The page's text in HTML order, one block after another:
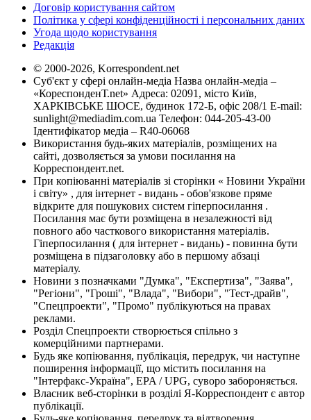
Договір користування сайтом
Політика у сфері конфіденційності і персональних даних
Угода щодо користування
Редакція
© 2000-2026, Korrespondent.net
Суб'єкт у сфері онлайн-медіа Назва онлайн-медіа –
«КореспонденТ.net» Адреса: 02091, місто Київ,
ХАРКІВСЬКЕ ШОСЕ, будинок 172-Б, офіс 208/1 E-mail:
sunlight@mediadim.com.ua Телефон: 044-205-43-00
Ідентифікатор медіа – R40-06068
Використання будь-яких матеріалів, розміщених на
сайті, дозволяється за умови посилання на
Корреспондент.net.
При копіюванні матеріалів зі сторінки « Новини України
і світу» , для інтернет - видань - обов'язкове пряме
відкрите для пошукових систем гіперпосилання .
Посилання має бути розміщена в незалежності від
повного або часткового використання матеріалів.
Гіперпосилання ( для інтернет - видань) - повинна бути
розміщена в підзаголовку або в першому абзаці
матеріалу.
Новини з позначками "Думка", "Експертиза", "Заява",
"Регіони", "Гроші", "Влада", "Вибори", "Тест-драйв",
"Спецпроекти", "Промо" публікуються на правах
реклами.
Розділ Спецпроекти створюється спільно з
комерційними партнерами.
Будь яке копіювання, публікація, передрук, чи наступне
поширення інформації, що містить посилання на
"Інтерфакс-Україна", EPA / UPG, суворо забороняється.
Власник веб-сторінки в розділі Я-Корреспондент є автор
публікації.